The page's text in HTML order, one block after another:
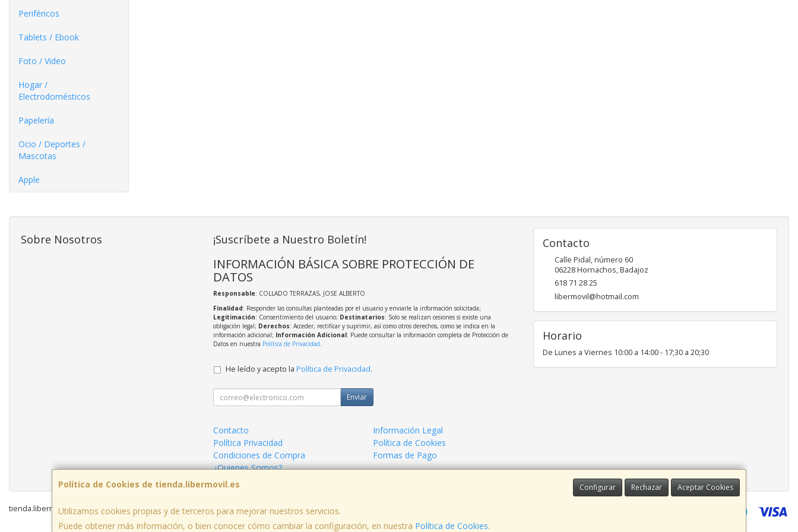
Periféricos
Tablets / Ebook
Foto / Video
Hogar /
Electrodomésticos
Papelería
Ocio / Deportes /
Mascotas
Apple
Política de Cookies de tienda.libermovil.es Configurar Rechazar Aceptar Cookies
Utilizamos cookies propias y de terceros para mejorar nuestros servicios.
Puede obtener más información, o bien conocer cómo cambiar la configuración, en nuestra Política de Cookies.
Sobre Nosotros ¡Suscríbete a Nuestro Boletín!
INFORMACIÓN BÁSICA SOBRE PROTECCIÓN DE
DATOS
Responsable: COLLADO TERRAZAS, JOSE ALBERTO
Finalidad: Responder las consultas planteadas por el usuario y enviarle la información solicitada;
Legitimación: Consentimiento del usuario; Destinatarios: Solo se realizan cesiones si existe una
obligación legal; Derechos: Acceder, rectificar y suprimir, así como otros derechos, como se indica en la
información adicional; Información Adicional: Puede consultar la información completa de Protección de
Datos en nuestra Política de Privacidad.
He leído y acepto la Política de Privacidad.
Enviar
Contacto
Información Legal
Política Privacidad
Política de Cookies
Condiciones de Compra
Formas de Pago
¿Quienes Somos?
Contacto
Calle Pidal, número 60
06228Hornachos,Badajoz
618 71 28 25
libermovil@hotmail.com
Horario
De Lunes a Viernes 10:00 a 14:00 - 17;30 a 20;30
tienda.libermovil.es © 2026
, , , , España. - C.I.F.: 44786005Z - Tfno: